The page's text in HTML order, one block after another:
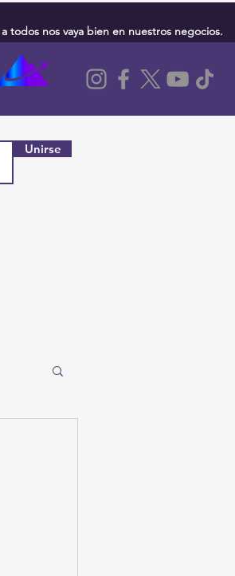
todos nos vaya bien en nuestros negocios.
Unirse